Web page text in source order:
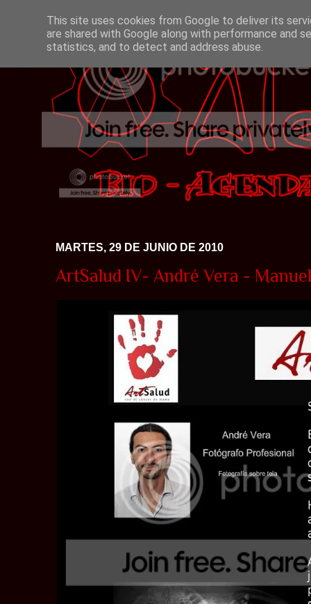
MARTES, 29 DE JUNIO DE 2010
ArtSalud IV- André Vera -
This site uses cookies from Google to deliver its
are shared with Google along with performance and
statistics, and to detect and address abuse.